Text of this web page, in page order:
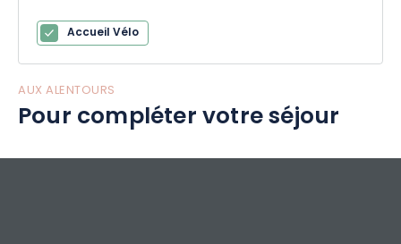
Accueil Vélo
AUX ALENTOURS
Pour compléter votre séjour